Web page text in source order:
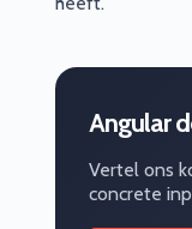
Angular
Vertel ons
concrete